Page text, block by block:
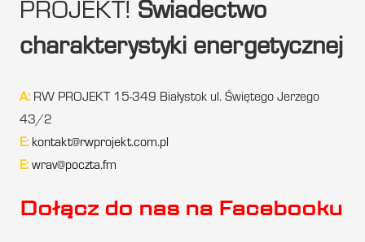
PROJEKT! Świadectwo
charakterystyki energetycznej
A: RW PROJEKT 15-349 Białystok ul. Świętego Jerzego
43/2
E: kontakt@rwprojekt.com.pl
E: wrav@poczta.fm
Dołącz do nas na Facebooku